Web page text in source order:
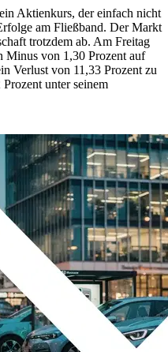
Aktienkurs, der einfach nicht
am Fließband. Der Markt
trotzdem ab. Am Freitag
Minus von 1,30 Prozent auf
Verlust von 11,33 Prozent zu
unter seinem